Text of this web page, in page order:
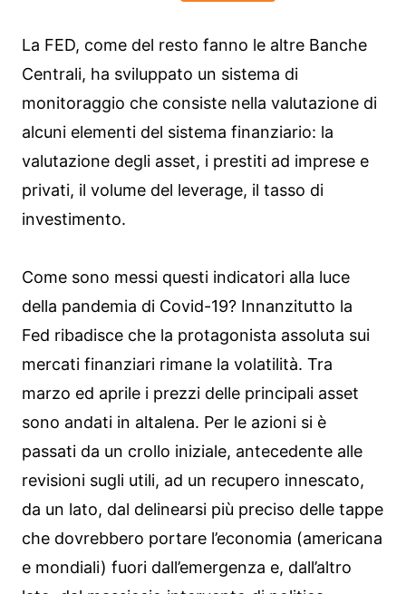
La FED, come del resto fanno le altre Banche
Centrali, ha sviluppato un sistema di
monitoraggio che consiste nella valutazione di
alcuni elementi del sistema finanziario: la
valutazione degli asset, i prestiti ad imprese e
privati, il volume del leverage, il tasso di
investimento.
Come sono messi questi indicatori alla luce
della pandemia di Covid-19? Innanzitutto la
Fed ribadisce che la protagonista assoluta sui
mercati finanziari rimane la volatilità. Tra
marzo ed aprile i prezzi delle principali asset
sono andati in altalena. Per le azioni si è
passati da un crollo iniziale, antecedente alle
revisioni sugli utili, ad un recupero innescato,
da un lato, dal delinearsi più preciso delle tappe
che dovrebbero portare l’economia (americana
e mondiali) fuori dall’emergenza e, dall’altro